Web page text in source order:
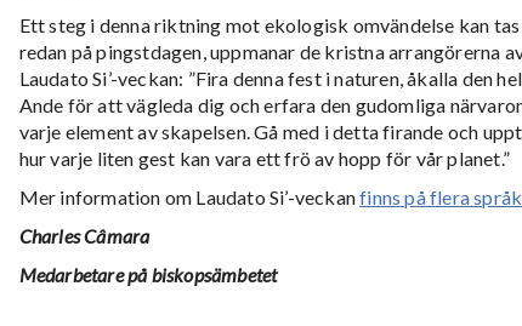
Ett steg i denna riktning mot ekologisk omvändelse kan tas
redan på pingstdagen, uppmanar de kristna arrangörerna
Laudato Si’-veckan: ”Fira denna fest i naturen, åkalla den
Ande för att vägleda dig och erfara den gudomliga
varje element av skapelsen. Gå med i detta firande och
hur varje liten gest kan vara ett frö av hopp för vår planet.”
Mer information om Laudato Si’-veckanfinns på flera
Charles Câmara
Medarbetare på biskopsämbetet